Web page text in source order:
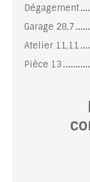
Dégagement
Garage 28,7
Atelier 11,11
Pièce 13